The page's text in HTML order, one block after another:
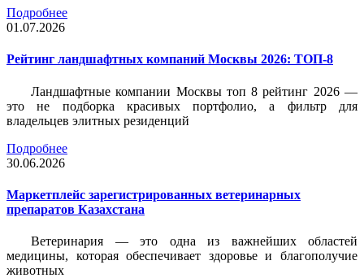
Подробнее
01.07.2026
Рейтинг ландшафтных компаний Москвы 2026: ТОП-8
Ландшафтные компании Москвы топ 8 рейтинг 2026 —
это не подборка красивых портфолио, а фильтр для
владельцев элитных резиденций
Подробнее
30.06.2026
Маркетплейс зарегистрированных ветеринарных
препаратов Казахстана
Ветеринария — это одна из важнейших областей
медицины, которая обеспечивает здоровье и благополучие
животных